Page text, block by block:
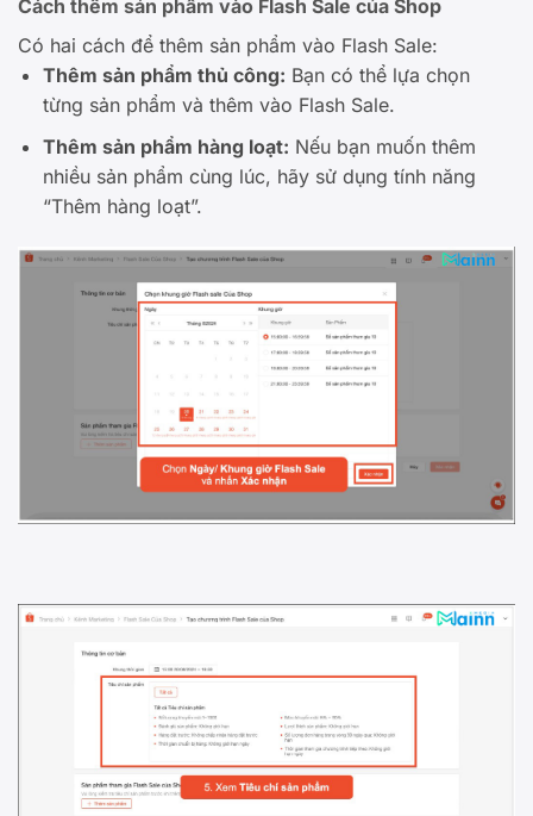
Cách thêm sản phẩm vào Flash Sale của Shop
Có hai cách để thêm sản phẩm vào Flash Sale:
Thêm sản phẩm thủ công: Bạn có thể lựa chọn
từng sản phẩm và thêm vào Flash Sale.
Thêm sản phẩm hàng loạt: Nếu bạn muốn thêm
nhiều sản phẩm cùng lúc, hãy sử dụng tính năng
“Thêm hàng loạt”.